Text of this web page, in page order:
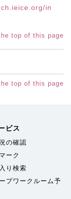
in
top of this page
top of this page
ビス
の確認
ーク
り検索
プワークルーム予